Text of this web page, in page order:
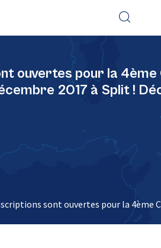
ouvertes pour la
2017 à Split !
sont ouvertes pour la 4ème